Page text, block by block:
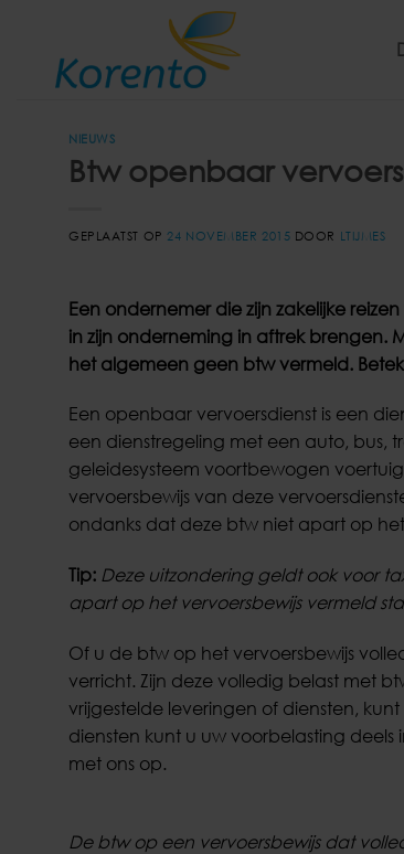
inhoud
NIEUWS
Btw openbaar
GEPLAATST OP24 NOVEMBER 2015 DOOR LTIJMES
Een ondernemer die zijn zakelijke
in zijn onderneming in aftrek brengen.
het algemeen geen btw vermeld.
Een openbaar vervoersdienst is een
een dienstregeling met een auto, bus,
geleidesysteem voortbewogen
vervoersbewijs van deze
ondanks dat deze btw niet apart op
Tip: Deze uitzondering geldt ook voor
apart op het vervoersbewijs vermeld
Of u de btw op het vervoersbewijs
verricht. Zijn deze volledig belast met
vrijgestelde leveringen of diensten,
diensten kunt u uw voorbelasting
met ons op.
De btw op een vervoersbewijs dat